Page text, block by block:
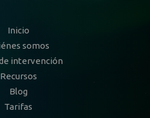
Inicio
somos
intervención
Recursos
Blog
Tarifas